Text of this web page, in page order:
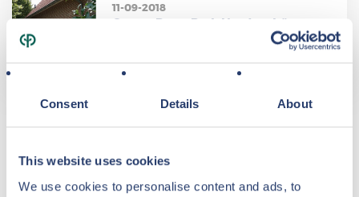
Consent Details About
This website uses cookies
We use cookies to personalise content and ads, to
11-09-2018
LEES VERDER